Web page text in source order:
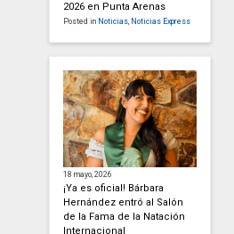
2026 en Punta Arenas
Posted in Noticias, Noticias Express
18 mayo, 2026
¡Ya es oficial! Bárbara
Hernández entró al Salón
de la Fama de la Natación
Internacional